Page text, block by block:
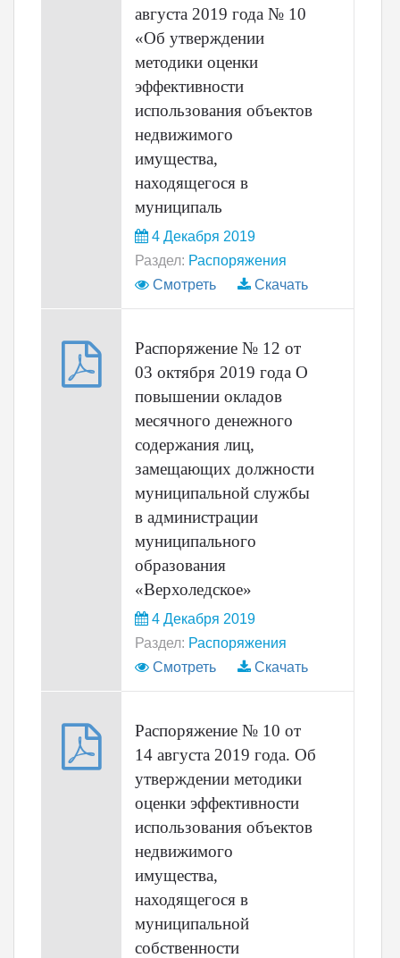
августа 2019 года № 10
«Об утверждении
методики оценки
эффективности
использования объектов
недвижимого
имущества,
находящегося в
муниципаль
4 Декабря 2019
Раздел: Распоряжения
Смотреть
Скачать
Распоряжение № 12 от
03 октября 2019 года О
повышении окладов
месячного денежного
содержания лиц,
замещающих должности
муниципальной службы
в администрации
муниципального
образования
«Верхоледское»
4 Декабря 2019
Раздел: Распоряжения
Смотреть
Скачать
Распоряжение № 10 от
14 августа 2019 года. Об
утверждении методики
оценки эффективности
использования объектов
недвижимого
имущества,
находящегося в
муниципальной
собственности